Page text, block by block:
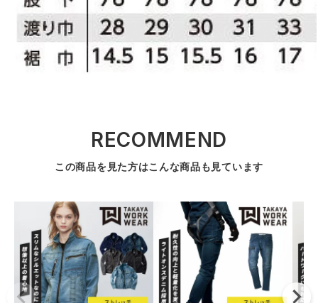
RECOMMEND
この商品を見た方はこんな商品も見ています